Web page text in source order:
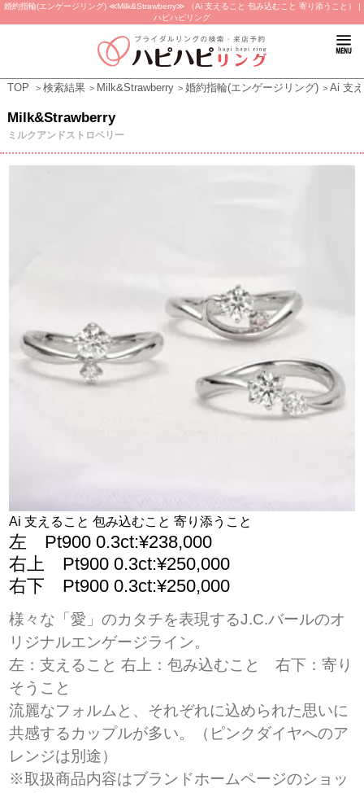
婚約指輪(エンゲージリング) ≪Milk&Strawberry≫ （Ai 支えること 包み込むこと 寄り添うこと） |
ハピハピリング
TOP 検索結果 Milk&Strawberry 婚約指輪(エンゲージリング) Ai 支
Milk&Strawberry
ミルクアンドストロベリー
Ai 支えること 包み込むこと 寄り添うこと
左 Pt900 0.3ct:¥238,000
右上 Pt900 0.3ct:¥250,000
右下 Pt900 0.3ct:¥250,000
様々な「愛」のカタチを表現するJ.C.バールのオ
リジナルエンゲージライン。
左：支えること 右上：包み込むこと 右下：寄り
そうこと
流麗なフォルムと、それぞれに込められた思いに
共感するカップルが多い。（ピンクダイヤへのア
レンジは別途）
※取扱商品内容はブランドホームページのショッ